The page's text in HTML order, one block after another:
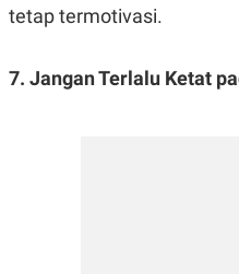
SITEMAPPROFILETERM
OF
tetap termotivasi.
7. Jangan Terlalu Ketat